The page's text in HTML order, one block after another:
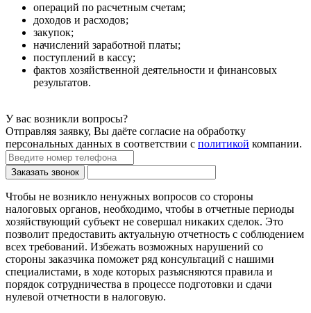
операций по расчетным счетам;
доходов и расходов;
закупок;
начислений заработной платы;
поступлений в кассу;
фактов хозяйственной деятельности и финансовых
результатов.
У вас возникли вопросы?
Отправляя заявку, Вы даёте согласие на обработку
персональных данных в соответствии с политикой компании.
Заказать звонок
Чтобы не возникло ненужных вопросов со стороны
налоговых органов, необходимо, чтобы в отчетные периоды
хозяйствующий субъект не совершал никаких сделок. Это
позволит предоставить актуальную отчетность с соблюдением
всех требований. Избежать возможных нарушений со
стороны заказчика поможет ряд консультаций с нашими
специалистами, в ходе которых разъясняются правила и
порядок сотрудничества в процессе подготовки и сдачи
нулевой отчетности в налоговую.